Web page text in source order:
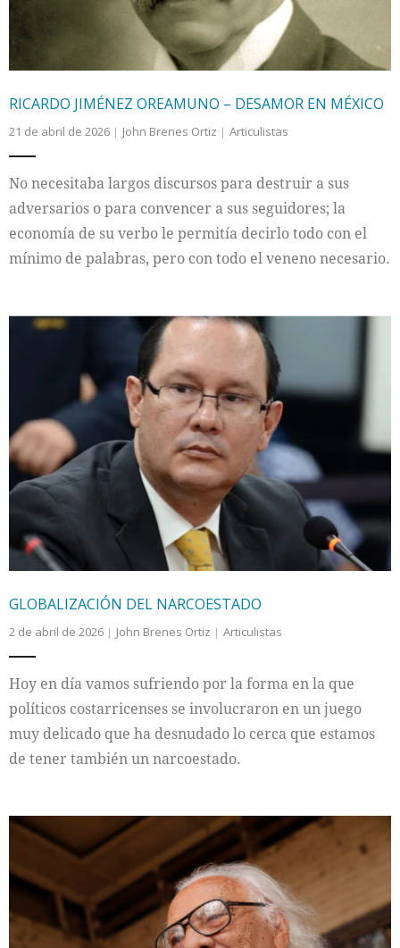
RICARDO JIMÉNEZ OREAMUNO – DESAMOR EN MÉXICO
21 de abril de 2026 John Brenes Ortiz Articulistas
No necesitaba largos discursos para destruir a sus
adversarios o para convencer a sus seguidores; la
economía de su verbo le permitía decirlo todo con el
mínimo de palabras, pero con todo el veneno necesario.
GLOBALIZACIÓN DEL NARCOESTADO
2 de abril de 2026 John Brenes Ortiz Articulistas
Hoy en día vamos sufriendo por la forma en la que
políticos costarricenses se involucraron en un juego
muy delicado que ha desnudado lo cerca que estamos
de tener también un narcoestado.